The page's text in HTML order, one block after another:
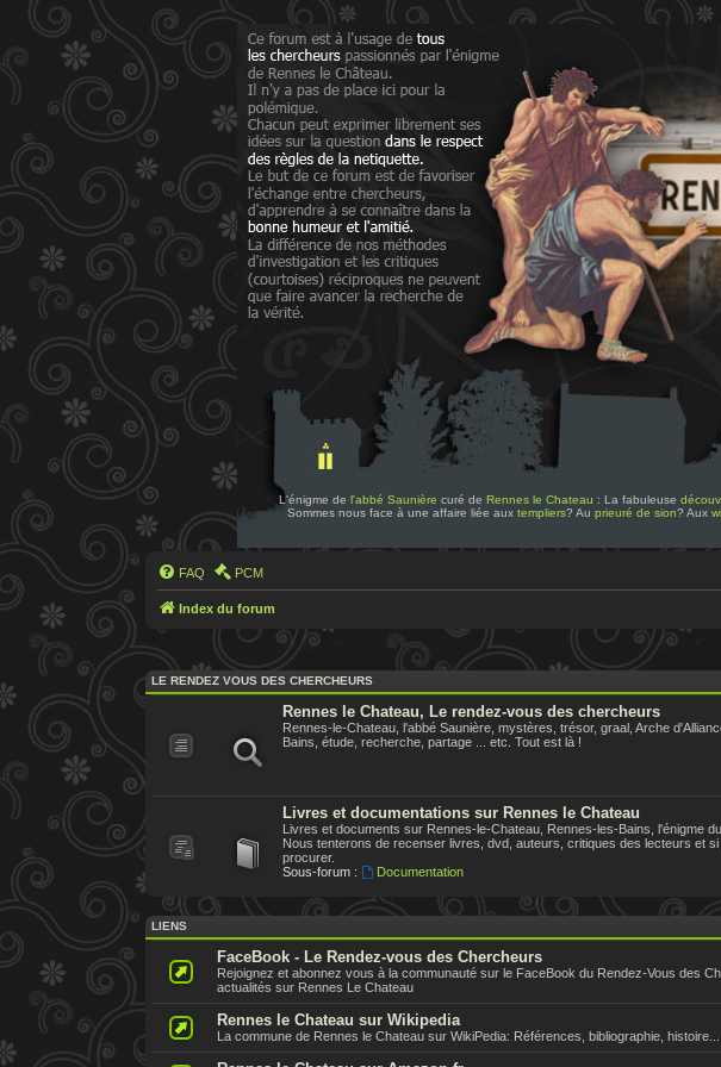
L'énigme de l'abbé Saunière curé de Rennes le Chateau : La fabuleuse
Sommes nous face à une affaire liée aux templiers? Au prieuré de sion? Aux
FAQ PCM
Index du forum
LE RENDEZ VOUS DES CHERCHEURS
Rennes le Chateau, Le rendez-vous des chercheurs
Rennes-le-Chateau, l'abbé Saunière, mystères, trésor, graal, Arche
Bains, étude, recherche, partage ... etc. Tout est là !
Livres et documentations sur Rennes le Chateau
Livres et documents sur Rennes-le-Chateau, Rennes-les-Bains, l'énigme
Nous tenterons de recenser livres, dvd, auteurs, critiques des lecteurs et
procurer.
Sous-forum :
Documentation
LIENS
FaceBook - Le Rendez-vous des Chercheurs
Rejoignez et abonnez vous à la communauté sur le FaceBook du Rendez-Vous des
actualités sur Rennes Le Chateau
Rennes le Chateau sur Wikipedia
La commune de Rennes le Chateau sur WikiPedia: Références, bibliographie,